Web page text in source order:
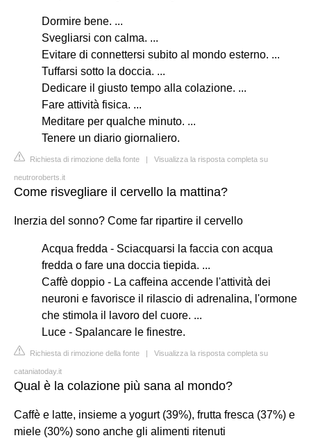
Dormire bene. ...
Svegliarsi con calma. ...
Evitare di connettersi subito al mondo esterno. ...
Tuffarsi sotto la doccia. ...
Dedicare il giusto tempo alla colazione. ...
Fare attività fisica. ...
Meditare per qualche minuto. ...
Tenere un diario giornaliero.
Richiesta di rimozione della fonte | Visualizza la risposta completa su
neutroroberts.it
Come risvegliare il cervello la mattina?
Inerzia del sonno? Come far ripartire il cervello
Acqua fredda - Sciacquarsi la faccia con acqua
fredda o fare una doccia tiepida. ...
Caffè doppio - La caffeina accende l'attività dei
neuroni e favorisce il rilascio di adrenalina, l'ormone
che stimola il lavoro del cuore. ...
Luce - Spalancare le finestre.
Richiesta di rimozione della fonte | Visualizza la risposta completa su
cataniatoday.it
Qual è la colazione più sana al mondo?
Caffè e latte, insieme a yogurt (39%), frutta fresca (37%) e
miele (30%) sono anche gli alimenti ritenuti